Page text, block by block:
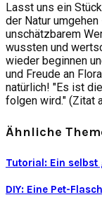
Lasst uns ein
der Natur
unschätzbarem
wussten und
wieder beginnen
und Freude an
natürlich! "Es ist
folgen wird." (Zitat
Ähnliche
Tutorial: Ein
DIY: Eine Pet-